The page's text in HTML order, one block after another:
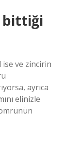
bittiği
ve zincirin
ayrıca
elinizle